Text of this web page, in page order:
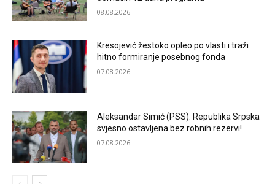
08.08.2026.
Kresojević žestoko opleo po vlasti i traži
hitno formiranje posebnog fonda
07.08.2026.
Aleksandar Simić (PSS): Republika Srpska
svjesno ostavljena bez robnih rezervi!
07.08.2026.